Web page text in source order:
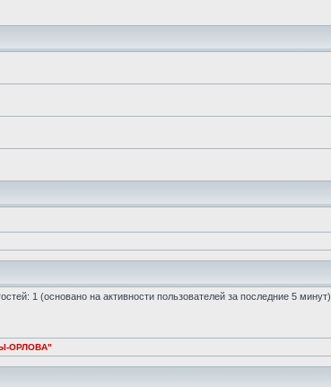
1 (основано на активности пользователей за последние 5 минут)
ОРЛОВА"